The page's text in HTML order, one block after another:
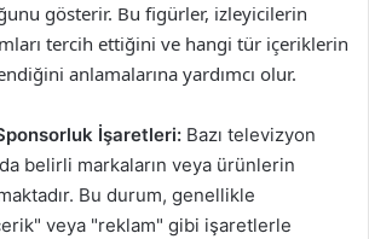
gösterir. Bu figürler, izleyicilerin
tercih ettiğini ve hangi tür içeriklerin
anlamalarına yardımcı olur.
İşaretleri: Bazı televizyon
belirli markaların veya ürünlerin
Bu durum, genellikle
veya "reklam" gibi işaretlerle